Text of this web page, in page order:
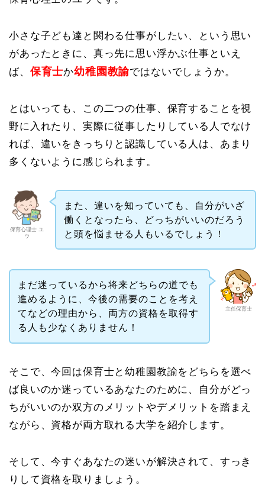
小さな子ども達と関わる仕事がしたい、という思い
があったときに、真っ先に思い浮かぶ仕事といえ
ば、 保育士か幼稚園教諭ではないでしょうか。
とはいっても、この二つの仕事、保育することを視
野に入れたり、実際に従事したりしている人でなけ
れば、違いをきっちりと認識している人は、あまり
多くないように感じられます。
保育心理士 ユ
ウ
また、違いを知っていても、自分がいざ
働くとなったら、どっちがいいのだろう
と頭を悩ませる人もいるでしょう！
主任保育士
まだ迷っているから将来どちらの道でも
進めるように、今後の需要のことを考え
てなどの理由から、両方の資格を取得す
る人も少なくありません！
そこで、今回は保育士と幼稚園教諭をどちらを選べ
ば良いのか迷っているあなたのために、自分がどっ
ちがいいのか双方のメリットやデメリットを踏まえ
ながら、資格が両方取れる大学を紹介します。
そして、今すぐあなたの迷いが解決されて、すっき
りして資格を取りましょう。